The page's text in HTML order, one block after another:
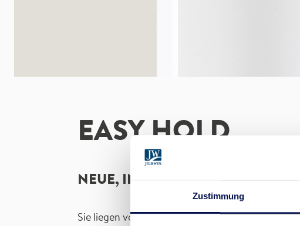
Zustimmung
EASY HOLD
NEUE, INNOVATIVE TECHNIK FÜR
Sie liegen voll im Trend und sind jetzt neu bei